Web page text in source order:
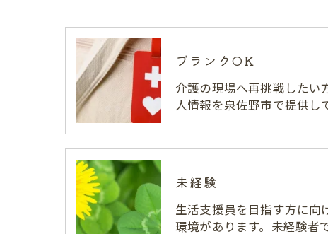
ブランクOK
介護の現場へ再挑戦したい
人情報を泉佐野市で提供し
未経験
生活支援員を目指す方に向
環境があります。未経験者